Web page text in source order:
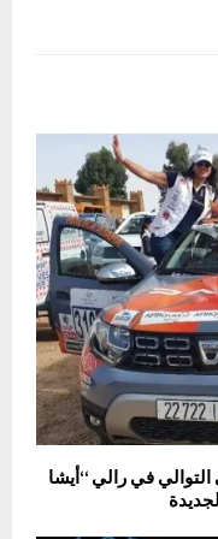
في رالي “أيشا